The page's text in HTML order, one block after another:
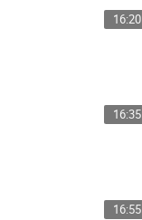
16:20
16:35
16:55